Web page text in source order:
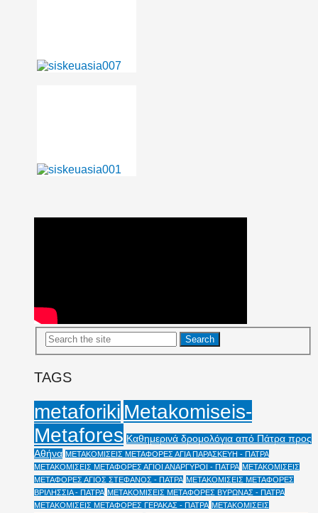
TAGS
metaforiki Metakomiseis-
Metafores Καθημερινά δρομολόγια από Πάτρα προς
Αθήνα ΜΕΤΑΚΟΜΙΣΕΙΣ ΜΕΤΑΦΟΡΕΣ ΑΓΙΑ ΠΑΡΑΣΚΕΥΗ - ΠΑΤΡΑ
ΜΕΤΑΚΟΜΙΣΕΙΣ ΜΕΤΑΦΟΡΕΣ ΑΓΙΟΙ ΑΝΑΡΓΥΡΟΙ - ΠΑΤΡΑ ΜΕΤΑΚΟΜΙΣΕΙΣ
ΜΕΤΑΦΟΡΕΣ ΑΓΙΟΣ ΣΤΕΦΑΝΟΣ - ΠΑΤΡΑ ΜΕΤΑΚΟΜΙΣΕΙΣ ΜΕΤΑΦΟΡΕΣ
ΒΡΙΛΗΣΣΙΑ - ΠΑΤΡΑ ΜΕΤΑΚΟΜΙΣΕΙΣ ΜΕΤΑΦΟΡΕΣ ΒΥΡΩΝΑΣ - ΠΑΤΡΑ
ΜΕΤΑΚΟΜΙΣΕΙΣ ΜΕΤΑΦΟΡΕΣ ΓΕΡΑΚΑΣ - ΠΑΤΡΑ ΜΕΤΑΚΟΜΙΣΕΙΣ